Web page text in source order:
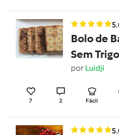
Bolo de
Sem
Açucar
por Luidji
7 2 Fácil